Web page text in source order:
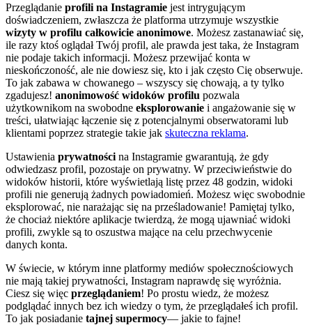
Przeglądanie profili na Instagramie jest intrygującym
doświadczeniem, zwłaszcza że platforma utrzymuje wszystkie
wizyty w profilu całkowicie anonimowe. Możesz zastanawiać się,
ile razy ktoś oglądał Twój profil, ale prawda jest taka, że Instagram
nie podaje takich informacji. Możesz przewijać konta w
nieskończoność, ale nie dowiesz się, kto i jak często Cię obserwuje.
To jak zabawa w chowanego – wszyscy się chowają, a ty tylko
zgadujesz! anonimowość widoków profilu pozwala
użytkownikom na swobodne eksplorowanie i angażowanie się w
treści, ułatwiając łączenie się z potencjalnymi obserwatorami lub
klientami poprzez strategie takie jak skuteczna reklama.
Ustawienia prywatności na Instagramie gwarantują, że gdy
odwiedzasz profil, pozostaje on prywatny. W przeciwieństwie do
widoków historii, które wyświetlają listę przez 48 godzin, widoki
profili nie generują żadnych powiadomień. Możesz więc swobodnie
eksplorować, nie narażając się na prześladowanie! Pamiętaj tylko,
że chociaż niektóre aplikacje twierdzą, że mogą ujawniać widoki
profili, zwykle są to oszustwa mające na celu przechwycenie
danych konta.
W świecie, w którym inne platformy mediów społecznościowych
nie mają takiej prywatności, Instagram naprawdę się wyróżnia.
Ciesz się więc przeglądaniem! Po prostu wiedz, że możesz
podglądać innych bez ich wiedzy o tym, że przeglądałeś ich profil.
To jak posiadanie tajnej supermocy— jakie to fajne!